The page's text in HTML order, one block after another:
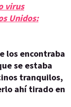
virus
Unidos:
los encontraba
se estaba
tranquilos,
ahí tirado en